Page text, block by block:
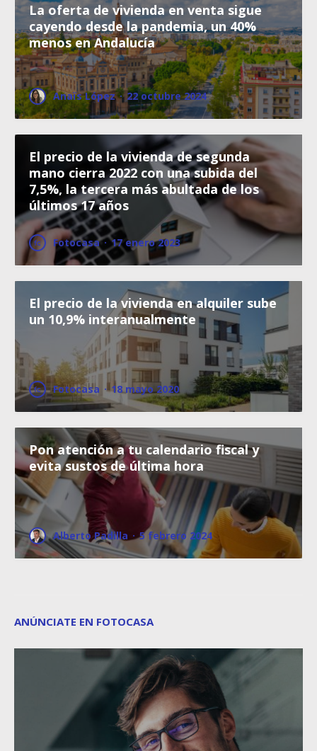
La oferta de vivienda en venta sigue
cayendo desde la pandemia, un 40%
menos en Andalucía
Anaïs López · 22 octubre 2024
El precio de la vivienda de segunda
mano cierra 2022 con una subida del
7,5%, la tercera más abultada de los
últimos 17 años
Fotocasa · 17 enero 2023
El precio de la vivienda en alquiler sube
un 10,9% interanualmente
Fotocasa · 18 mayo 2020
Pon atención a tu calendario fiscal y
evita sustos de última hora
Alberto Padilla · 5 febrero 2024
ANÚNCIATE EN FOTOCASA